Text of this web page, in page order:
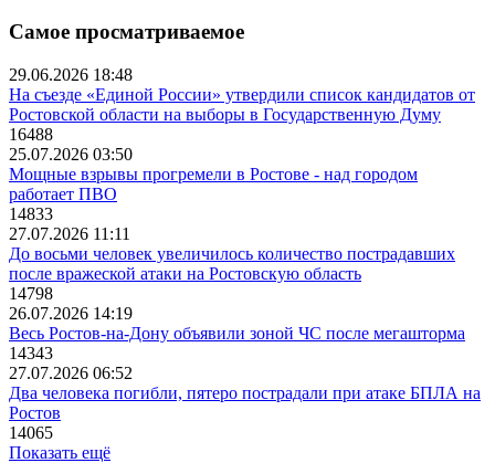
Самое просматриваемое
29.06.2026 18:48
На съезде «Единой России» утвердили список кандидатов от
Ростовской области на выборы в Государственную Думу
16488
25.07.2026 03:50
Мощные взрывы прогремели в Ростове - над городом
работает ПВО
14833
27.07.2026 11:11
До восьми человек увеличилось количество пострадавших
после вражеской атаки на Ростовскую область
14798
26.07.2026 14:19
Весь Ростов-на-Дону объявили зоной ЧС после мегашторма
14343
27.07.2026 06:52
Два человека погибли, пятеро пострадали при атаке БПЛА на
Ростов
14065
Показать ещё